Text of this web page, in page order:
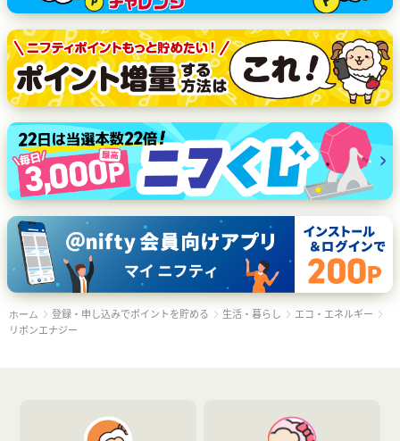
ホーム 登録・申し込みでポイントを貯める 生活・暮らし
エコ・エネルギー
リボンエナジー